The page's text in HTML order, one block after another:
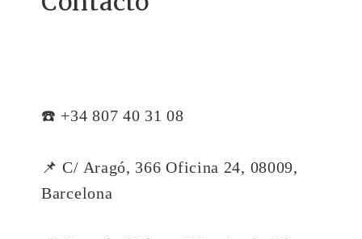
☎️ +34 807 40 31 08
📌 C/ Aragó, 366 Oficina 24, 08009,
Barcelona